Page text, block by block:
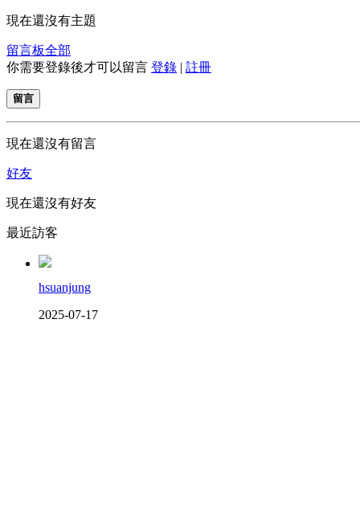
現在還沒有主題
留言板全部
你需要登錄後才可以留言 登錄 | 註冊
留言
現在還沒有留言
好友
現在還沒有好友
最近訪客
hsuanjung
2025-07-17